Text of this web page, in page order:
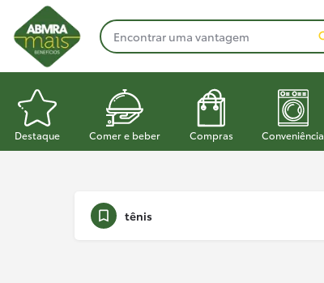
Destaque Comer e beber Compras Conveniência
tênis